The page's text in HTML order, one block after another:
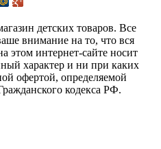
детских товаров. Все
внимание на то, что вся
этом интернет-сайте носит
характер и ни при каких
офертой, определяемой
кодекса РФ.